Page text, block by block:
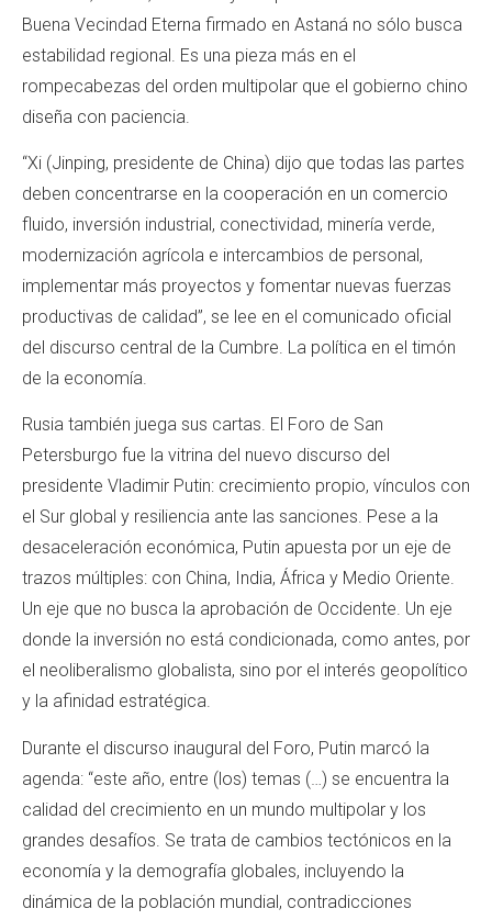
Buena Vecindad Eterna firmado en Astaná no sólo busca
estabilidad regional. Es una pieza más en el
rompecabezas del orden multipolar que el gobierno chino
diseña con paciencia.
“Xi (Jinping, presidente de China) dijo que todas las partes
deben concentrarse en la cooperación en un comercio
fluido, inversión industrial, conectividad, minería verde,
modernización agrícola e intercambios de personal,
implementar más proyectos y fomentar nuevas fuerzas
productivas de calidad”, se lee en el comunicado oficial
del discurso central de la Cumbre. La política en el timón
de la economía.
Rusia también juega sus cartas. El Foro de San
Petersburgo fue la vitrina del nuevo discurso del
presidente Vladimir Putin: crecimiento propio, vínculos con
el Sur global y resiliencia ante las sanciones. Pese a la
desaceleración económica, Putin apuesta por un eje de
trazos múltiples: con China, India, África y Medio Oriente.
Un eje que no busca la aprobación de Occidente. Un eje
donde la inversión no está condicionada, como antes, por
el neoliberalismo globalista, sino por el interés geopolítico
y la afinidad estratégica.
Durante el discurso inaugural del Foro, Putin marcó la
agenda: “este año, entre (los) temas (…) se encuentra la
calidad del crecimiento en un mundo multipolar y los
grandes desafíos. Se trata de cambios tectónicos en la
economía y la demografía globales, incluyendo la
dinámica de la población mundial, contradicciones